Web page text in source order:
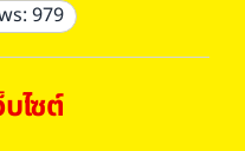
979
ไซต์